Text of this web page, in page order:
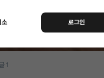
1
소 로그인